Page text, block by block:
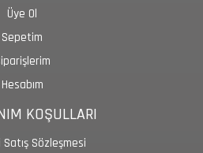
Üye Ol
Sepetim
Hesabım
KOŞULLARI
Sözleşmesi